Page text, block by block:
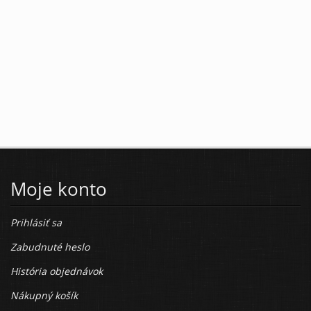
Moje konto
Prihlásiť sa
Zabudnuté heslo
História objednávok
Nákupný košík